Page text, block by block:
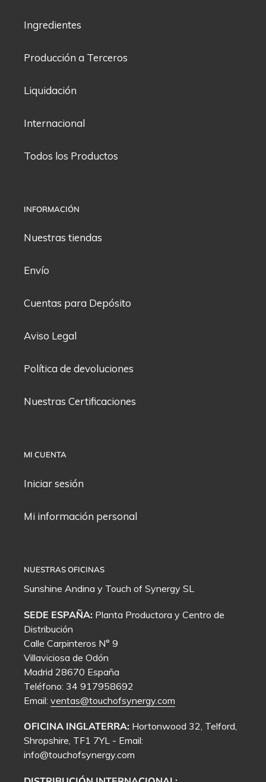
Ingredientes
Producción a Terceros
Liquidación
Internacional
Todos los Productos
INFORMACIÓN
Nuestras tiendas
Envío
Cuentas para Depósito
Aviso Legal
Política de devoluciones
Nuestras Certificaciones
MI CUENTA
Iniciar sesión
Mi información personal
NUESTRAS OFICINAS
Sunshine Andina y Touch of Synergy SL
SEDE ESPAÑA: Planta Productora y Centro de
Distribución
Calle Carpinteros N° 9
Villaviciosa de Odón
Madrid 28670 España
Teléfono: 34 917958692
Email: ventas@touchofsynergy.com
OFICINA INGLATERRA: Hortonwood 32, Telford,
Shropshire, TF1 7YL - Email:
info@touchofsynergy.com